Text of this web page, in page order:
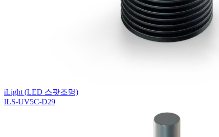
iLight (LED 스팟조명)
ILS-UV5C-D29